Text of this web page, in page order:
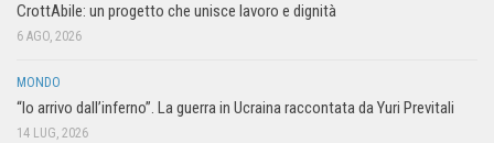
CrottAbile: un progetto che unisce lavoro e dignità
6 AGO, 2026
MONDO
“Io arrivo dall’inferno”. La guerra in Ucraina raccontata da Yuri Previtali
14 LUG, 2026